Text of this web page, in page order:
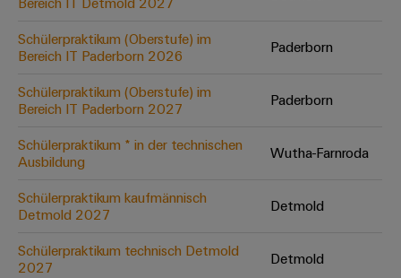
Unsere Neuheiten
im Bereich
Schülerpraktikum (Oberstufe) im
Bereich IT Paderborn 2026
Paderborn
Schülerpraktikum (Oberstufe) im
Bereich IT Paderborn 2027
Paderborn
Schülerpraktikum * in der technischen
Ausbildung
Wutha-Farnroda
Schülerpraktikum kaufmännisch
Detmold 2027
Detmold
Schülerpraktikum technisch Detmold
2027
Detmold